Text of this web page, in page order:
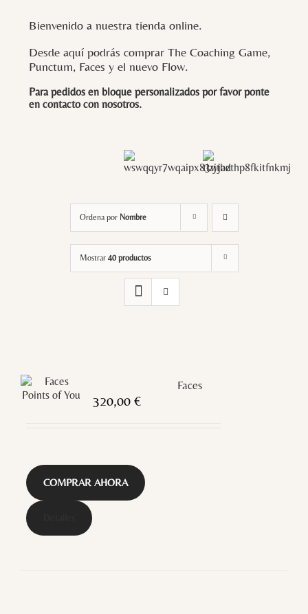
Bienvenido a nuestra tienda online.
Desde aquí podrás comprar The Coaching Game,
Punctum, Faces y el nuevo Flow.
Para pedidos en bloque personalizados por favor ponte
en contacto con nosotros.
Ordena por Nombre
Mostrar 40 productos
Faces
320,00 €
COMPRAR AHORA